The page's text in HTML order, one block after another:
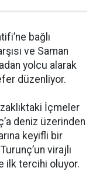
bağlı
ve Saman
yolcu alarak
düzenliyor.
İçmeler
deniz üzerinden
keyifli bir
virajlı
ilk tercihi oluyor.